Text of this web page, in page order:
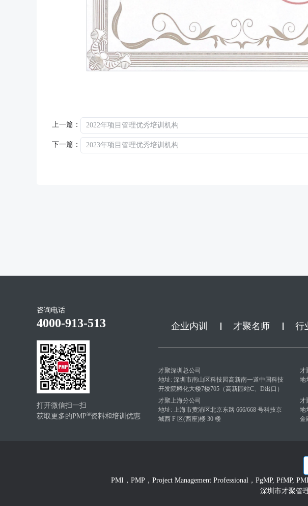
上一篇： 2022年项目管理优秀培训机构
下一篇： 2023年项目管理优秀培训机构
咨询电话
4000-913-513
打开微信扫一扫
获取更多的PMP®资料和培训优惠
企业内训 才聚名师 行
才聚深圳总公司
地址: 深圳市南山区科技园高新南一道中国科技
开发院孵化大楼7楼705（高新园站C、D出口）
才
地
才聚上海分公司
地址: 上海市黄浦区北京东路 666/668 号科技京
城西 F 区(西座)楼 30 楼
才
地
金
PMI，PMP，Project Management Professional，PgMP, PfMP,
深圳市才聚管